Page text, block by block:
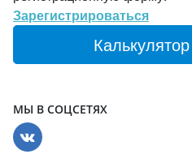
Зарегистрироваться
МЫ В СОЦСЕТЯХ